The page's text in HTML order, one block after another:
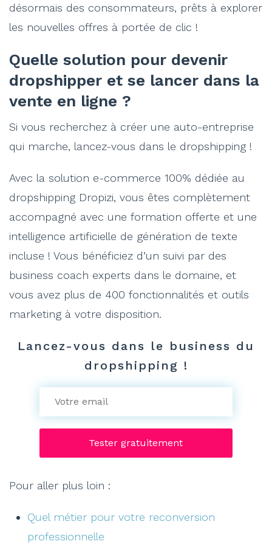
désormais des consommateurs, prêts à explorer
les nouvelles offres à portée de clic !
Quelle solution pour devenir
dropshipper et se lancer dans la
vente en ligne ?
Si vous recherchez à créer une auto-entreprise
qui marche, lancez-vous dans le dropshipping !
Avec la solution e-commerce 100% dédiée au
dropshipping Dropizi, vous êtes complètement
accompagné avec une formation offerte et une
intelligence artificielle de génération de texte
incluse ! Vous bénéficiez d’un suivi par des
business coach experts dans le domaine, et
vous avez plus de 400 fonctionnalités et outils
marketing à votre disposition.
Lancez-vous dans le business du
dropshipping !
Pour aller plus loin :
Quel métier pour votre reconversion
professionnelle